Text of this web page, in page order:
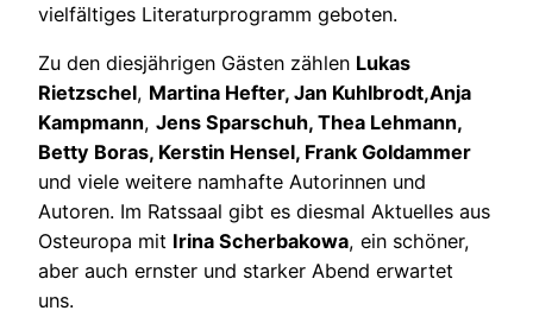
vielfältiges Literaturprogramm geboten.
Zu den diesjährigen Gästen zählen Lukas
Rietzschel, Martina Hefter, Jan Kuhlbrodt,Anja
Kampmann, Jens Sparschuh, Thea Lehmann,
Betty Boras, Kerstin Hensel, Frank Goldammer
und viele weitere namhafte Autorinnen und
Autoren. Im Ratssaal gibt es diesmal Aktuelles aus
Osteuropa mit Irina Scherbakowa, ein schöner,
aber auch ernster und starker Abend erwartet
uns.